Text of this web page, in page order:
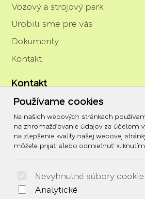
Používame cookies
Na našich webových stránkach
na zhromažďovanie údajov za účelom
na zlepšenie kvality našej webovej
môžete prijať alebo odmietnuť kliknutím
Nevyhnutné súbory cookie
Analytické
Vozový a strojový park
Urobili sme pre vás
Dokumenty
Kontakt
Kontakt
igor.rozenberg@tszh.eu
045/678 70 10
045/678 70 11
Social
Facebook